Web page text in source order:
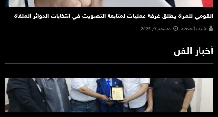
القومي للمرأة يطلق غرفة عمليات لمتابعة التصويت في انتخابات الدوائر الملغاة
شباب الصعيد ديسمبر 9, 2025
أخبار الفن